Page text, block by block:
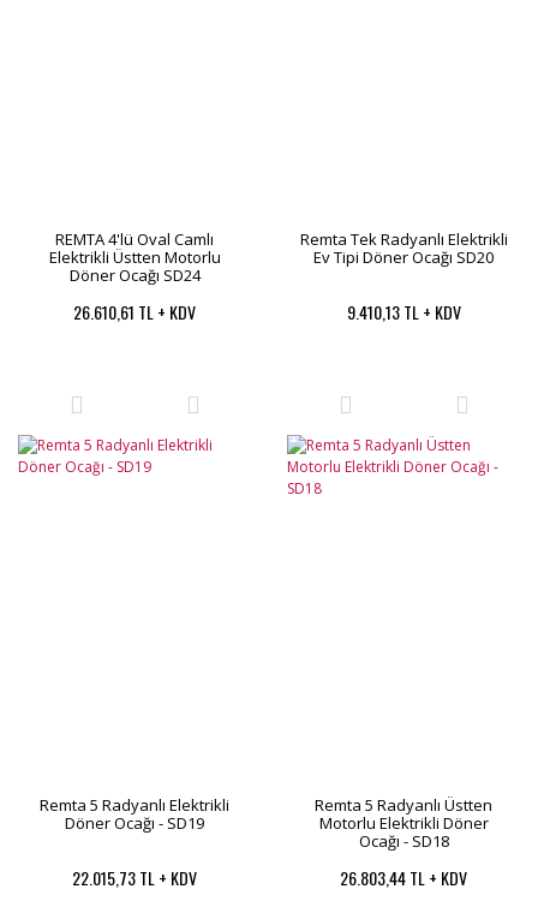
REMTA 4'lü Oval Camlı
Elektrikli Üstten Motorlu
Döner Ocağı SD24
26.610,61 TL + KDV
Remta Tek Radyanlı Elektrikli
Ev Tipi Döner Ocağı SD20
9.410,13 TL + KDV
Remta 5 Radyanlı Elektrikli
Döner Ocağı - SD19
22.015,73 TL + KDV
Remta 5 Radyanlı Üstten
Motorlu Elektrikli Döner
Ocağı - SD18
26.803,44 TL + KDV